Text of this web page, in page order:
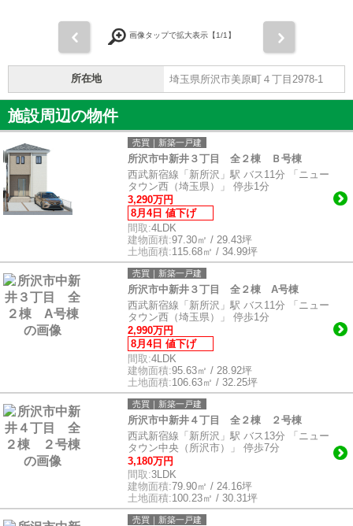
画像タップで拡大表示【1/1】
所在地 埼玉県所沢市美原町４丁目2978-1
施設周辺の物件
売買｜新築一戸建
所沢市中新井３丁目 全２棟 Ｂ号棟
西武新宿線「新所沢」駅 バス11分 「ニュー
タウン西（埼玉県）」 停歩1分
3,290万円
8月4日 値下げ
間取:4LDK
建物面積:97.30㎡ / 29.43坪
土地面積:115.68㎡ / 34.99坪
売買｜新築一戸建
所沢市中新井３丁目 全２棟 A号棟
西武新宿線「新所沢」駅 バス11分 「ニュー
タウン西（埼玉県）」 停歩1分
2,990万円
8月4日 値下げ
間取:4LDK
建物面積:95.63㎡ / 28.92坪
土地面積:106.63㎡ / 32.25坪
売買｜新築一戸建
所沢市中新井４丁目 全２棟 ２号棟
西武新宿線「新所沢」駅 バス13分 「ニュー
タウン中央（所沢市）」 停歩7分
3,180万円
間取:3LDK
建物面積:79.90㎡ / 24.16坪
土地面積:100.23㎡ / 30.31坪
売買｜新築一戸建